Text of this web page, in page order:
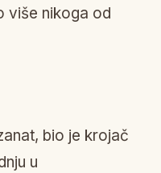
više nikoga od
bio je krojač
u